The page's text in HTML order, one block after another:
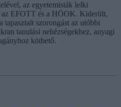
az egyetemisták lelki
az EFOTT és a HÖOK. Kiderült,
szorongást az utóbbi
tanulási nehézségekhez, anyagi
köthető.